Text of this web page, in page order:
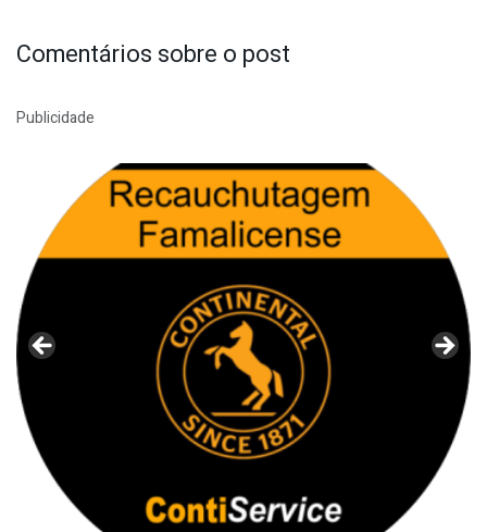
Comentários sobre o post
Publicidade